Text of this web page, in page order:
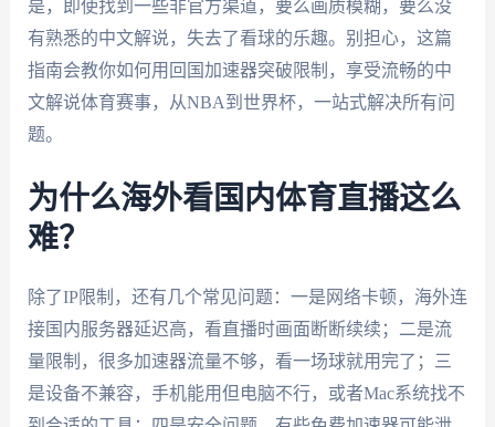
是，即使找到一些非官方渠道，要么画质模糊，要么没
有熟悉的中文解说，失去了看球的乐趣。别担心，这篇
指南会教你如何用回国加速器突破限制，享受流畅的中
文解说体育赛事，从NBA到世界杯，一站式解决所有问
题。
为什么海外看国内体育直播这么
难？
除了IP限制，还有几个常见问题：一是网络卡顿，海外连
接国内服务器延迟高，看直播时画面断断续续；二是流
量限制，很多加速器流量不够，看一场球就用完了；三
是设备不兼容，手机能用但电脑不行，或者Mac系统找不